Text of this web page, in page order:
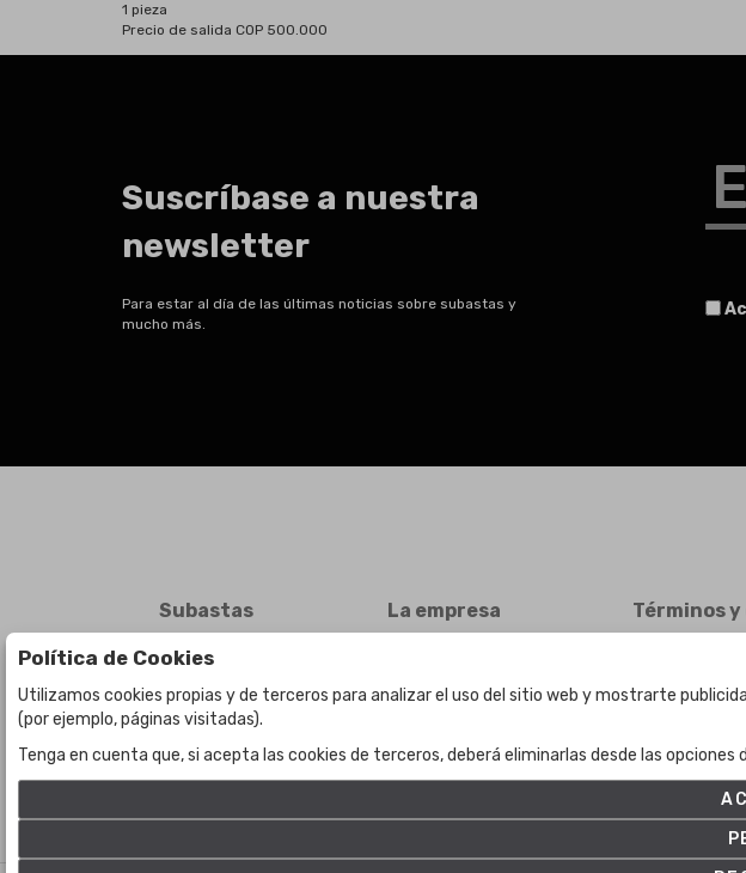
1 pieza
Precio de salida COP 500.000
Suscríbase a nuestra
newsletter
Para estar al día de las últimas noticias sobre subastas y
mucho más.
Subastas
Subasta en curso
Subastas anteriores
La empresa
Contacto
Términos
Política
Ajuste
Política de Cookies
Utilizamos cookies propias y de terceros para analizar el uso del sitio web y mostrarte
(por ejemplo, páginas visitadas).
Tenga en cuenta que, si acepta las cookies de terceros, deberá eliminarlas desde las